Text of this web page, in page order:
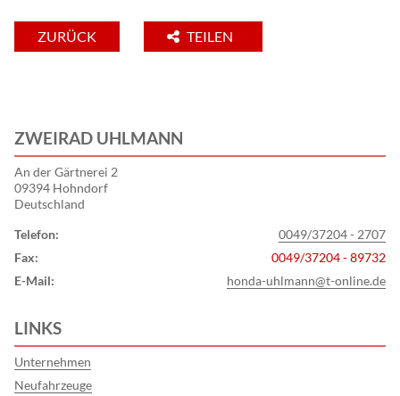
ZURÜCK TEILEN
ZWEIRAD UHLMANN
An der Gärtnerei 2
09394 Hohndorf
Deutschland
Telefon:
0049/37204 - 2707
Fax:
0049/37204 - 89732
E-Mail:
honda-uhlmann@t-online.de
LINKS
Unternehmen
Neufahrzeuge